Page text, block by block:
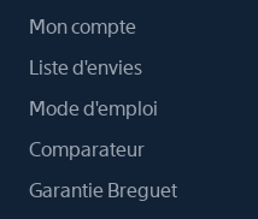
Mon compte
Liste d'envies
Mode d'emploi
Comparateur
Garantie Breguet